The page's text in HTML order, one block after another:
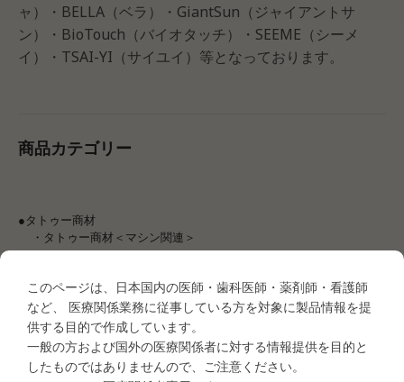
ャ）・BELLA（ベラ）・GiantSun（ジャイアントサ
ン）・BioTouch（バイオタッチ）・SEEME（シーメ
イ）・TSAI-YI（サイユイ）等となっております。
商品カテゴリー
●タトゥー商材
・タトゥー商材＜マシン関連＞
MEI-CHA LUMI
MEI-CHA SQ1
MEI-CHA Sapphire Pro
MEI-CHA Angel Blue
MEI-CHA Lapis
MEI-CHA Blue
このページは、日本国内の医師・歯科医師・薬剤師・看護師
など、 医療関係業務に従事している方を対象に製品情報を提
供する目的で作成しています。
一般の方および国外の医療関係者に対する情報提供を目的と
したものではありませんので、ご注意ください。